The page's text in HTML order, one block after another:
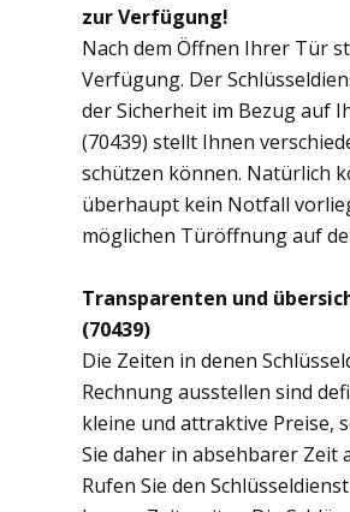
zur Verfügung!
Nach dem Öffnen Ihrer Tür
Verfügung. Der
der Sicherheit im Bezug auf
(70439) stellt Ihnen
schützen können. Natürlich
überhaupt kein Notfall
möglichen Türöffnung auf
Transparenten und
(70439)
Die Zeiten in denen
Rechnung ausstellen sind
kleine und attraktive Preise,
Sie daher in absehbarer Zeit
Rufen Sie den